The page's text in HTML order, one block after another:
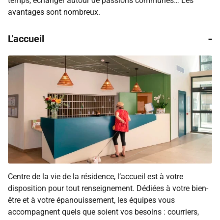
avantages sont nombreux.
L'accueil -
Centre de la vie de la résidence, l’accueil est à votre
disposition pour tout renseignement. Dédiées à votre bien-
être et à votre épanouissement, les équipes vous
accompagnent quels que soient vos besoins : courriers,